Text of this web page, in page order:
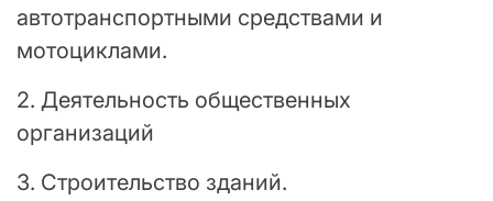
автотранспортными средствами и
мотоциклами.
2. Деятельность общественных
организаций
3. Строительство зданий.